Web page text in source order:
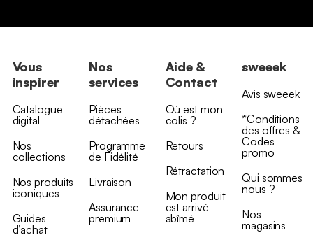
Vous
inspirer
Catalogue
digital
Nos
collections
Nos produits
iconiques
Guides
d’achat
Nos
services
Pièces
détachées
Programme
de Fidélité
Livraison
Assurance
premium
Aide &
Contact
Où est mon
colis ?
Retours
Rétractation
Mon produit
est arrivé
abîmé
sweeek
Avis sweeek
*Conditions
des offres &
Codes
promo
Qui sommes
nous ?
Nos
magasins